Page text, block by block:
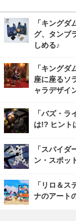
「キング
グ、タンブ
しめる♪
「キング
座に座るソ
ャラデザイ
「バズ・
は!? ヒント
「スパイ
ン・スポッ
「リロ＆
ナのアート